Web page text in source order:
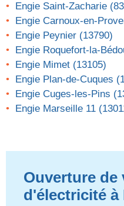
Engie Saint-Zacharie
Engie Carnoux-en-
Engie Peynier (13790)
Engie Roquefort-la-
Engie Mimet (13105)
Engie Plan-de-Cuques
Engie Cuges-les-Pins
Engie Marseille 11
Ouverture
d'électricité à